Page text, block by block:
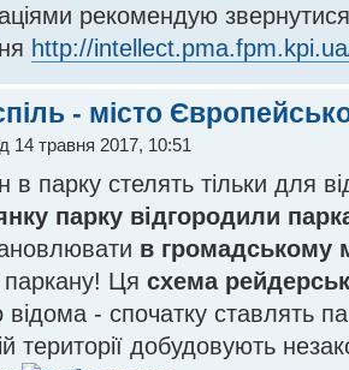
рекомендую
http://
- місто
14 травня 2017, 10:51
в парку стелять тільки для
парку відгородили
в громадському
паркану! Ця схема
- спочатку ставлять
території добудовують